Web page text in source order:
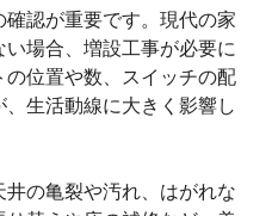
認が重要です。現代の家
場合、増設工事が必要に
位置や数、スイッチの配
生活動線に大きく影響し
の亀裂や汚れ、はがれな